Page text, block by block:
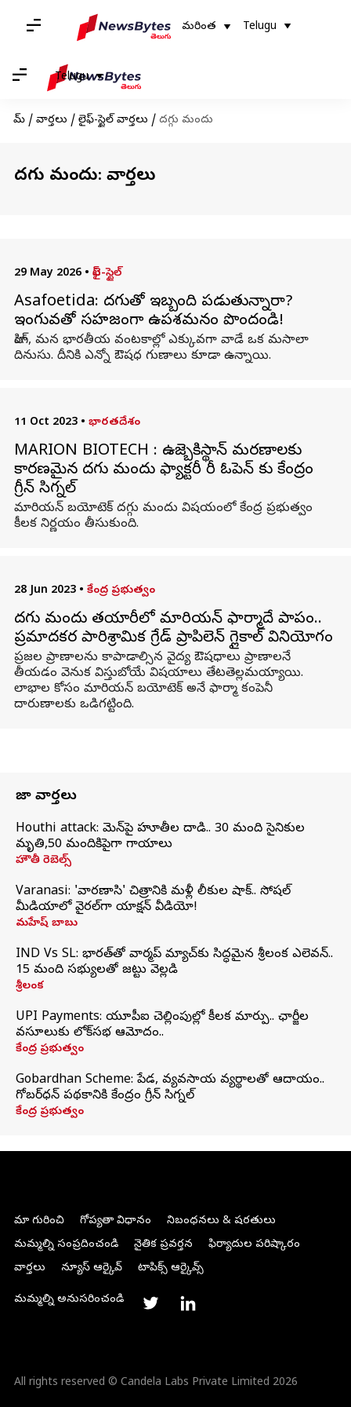
మరింత Telugu
Telugu
హోమ్ / వార్తలు / లైఫ్-స్టైల్ వార్తలు / దగ్గు మందు
దగ్గు మందు: వార్తలు
29 May 2026 • లైఫ్-స్టైల్
Asafoetida: దగ్గుతో ఇబ్బంది పడుతున్నారా?
ఇంగువతో సహజంగా ఉపశమనం పొందండి!
హింగ్, మన భారతీయ వంటకాల్లో ఎక్కువగా వాడే ఒక మసాలా
దినుసు. దీనికి ఎన్నో ఔషధ గుణాలు కూడా ఉన్నాయి.
11 Oct 2023 • భారతదేశం
MARION BIOTECH : ఉజ్బెకిస్థాన్ మరణాలకు
కారణమైన దగ్గు మందు ఫ్యాక్టరీ రీ ఓపెన్ కు కేంద్రం
గ్రీన్ సిగ్నల్
మారియన్ బయోటెక్ దగ్గు మందు విషయంలో కేంద్ర ప్రభుత్వం
కీలక నిర్ణయం తీసుకుంది.
28 Jun 2023 • కేంద్ర ప్రభుత్వం
దగ్గు మందు తయారీలో మారియన్ ఫార్మాదే పాపం..
ప్రమాదకర పారిశ్రామిక గ్రేడ్ ప్రాపిలెన్ గ్లైకాల్ వినియోగం
ప్రజల ప్రాణాలను కాపాడాల్సిన వైద్య ఔషధాలు ప్రాణాలనే
తీయడం వెనుక విస్తుబోయే విషయాలు తేటతెల్లమయ్యాయి.
లాభాల కోసం మారియన్ బయోటెక్ అనే ఫార్మా కంపెనీ
దారుణాలకు ఒడిగట్టింది.
తాజా వార్తలు
Houthi attack: యెమెన్‌పై హూతీల దాడి.. 30 మంది సైనికుల
మృతి,50 మందికిపైగా గాయాలు
హౌతీ రెబెల్స్
Varanasi: 'వారణాసి' చిత్రానికి మళ్లీ లీకుల షాక్.. సోషల్
మీడియాలో వైరల్‌గా యాక్షన్ వీడియో!
మహేష్ బాబు
IND Vs SL: భారత్‌తో వార్మప్‌ మ్యాచ్‌కు సిద్ధమైన శ్రీలంక ఎలెవన్..
15 మంది సభ్యులతో జట్టు వెల్లడి
శ్రీలంక
UPI Payments: యూపీఐ చెల్లింపుల్లో కీలక మార్పు.. ఛార్జీల
వసూలుకు లోక్‌సభ ఆమోదం..
కేంద్ర ప్రభుత్వం
Gobardhan Scheme: పేడ, వ్యవసాయ వ్యర్థాలతో ఆదాయం..
గోబర్‌ధన్ పథకానికి కేంద్రం గ్రీన్ సిగ్నల్
కేంద్ర ప్రభుత్వం
మా గురించి గోప్యతా విధానం
నిబంధనలు & షరతులు
మమ్మల్ని సంప్రదించండి
నైతిక ప్రవర్తన
ఫిర్యాదుల పరిష్కారం
వార్తలు
న్యూస్ ఆర్కైవ్ టాపిక్స్ ఆర్కైవ్స్
మమ్మల్ని అనుసరించండి
All rights reserved © Candela Labs Private Limited 2026